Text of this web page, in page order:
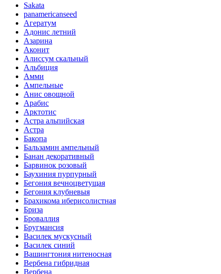
Sakata
panamericanseed
Агератум
Адонис летний
Азарина
Аконит
Алиссум скальный
Альбиция
Амми
Ампельные
Анис овощной
Арабис
Арктотис
Астра альпийская
Астра
Бакопа
Бальзамин ампельный
Банан декоративный
Барвинок розовый
Баухиния пурпурный
Бегония вечноцветущая
Бегония клубневыя
Брахикома иберисолистная
Бриза
Броваллия
Бругмансия
Василек мускусный
Василек синий
Вашингтония нитеносная
Вербена гибридная
Вербена